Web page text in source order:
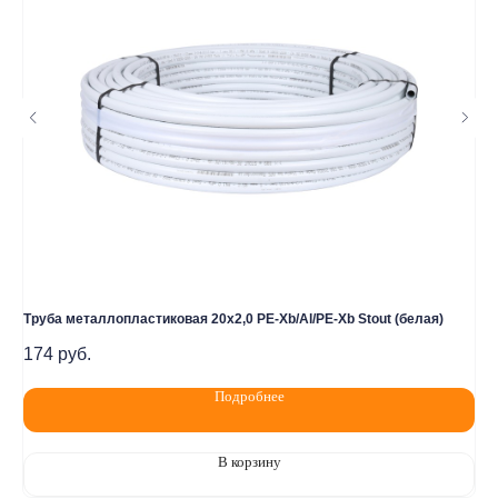
Труба металлопластиковая 20х2,0 PE-Xb/Al/PE-Xb Stout (белая)
174 руб.
Подробнее
В корзину
Политика конфидециальности
Разработка сайта